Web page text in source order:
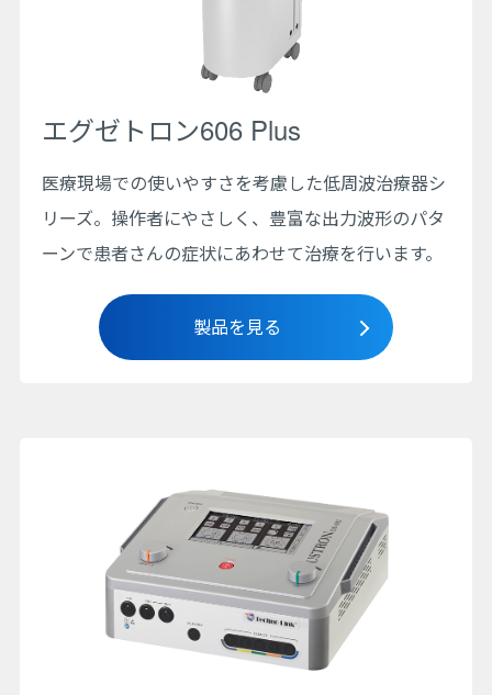
エグゼトロン606 Plus
医療現場での使いやすさを考慮した低周波治療器シ
リーズ。操作者にやさしく、豊富な出力波形のパタ
ーンで患者さんの症状にあわせて治療を行います。
製品を見る